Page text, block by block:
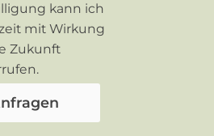
kann ich
mit Wirkung
Zukunft